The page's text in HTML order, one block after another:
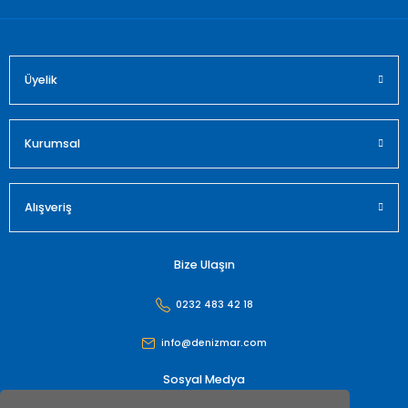
Üyelik
Kurumsal
Alışveriş
Bize Ulaşın
0232 483 42 18
info@denizmar.com
Sosyal Medya